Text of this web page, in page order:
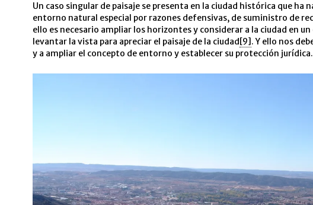
Un caso singular de paisaje se presenta en la ciudad histórica que ha
entorno natural especial por razones defensivas, de suministro de
ello es necesario ampliar los horizontes y considerar a la ciudad en
levantar la vista para apreciar el paisaje de la ciudad[9]. Y ello nos
y a ampliar el concepto de entorno y establecer su protección jurídica.